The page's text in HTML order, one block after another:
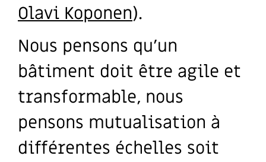
Olavi Koponen).
Nous pensons qu’un
bâtiment doit être agile et
transformable, nous
pensons mutualisation à
différentes échelles soit